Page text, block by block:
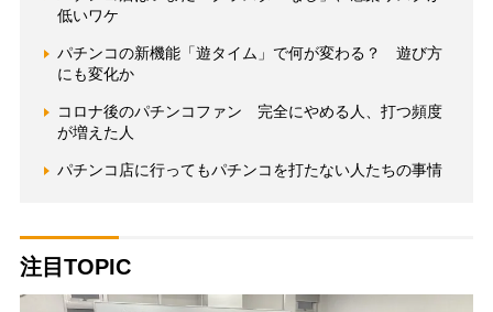
低いワケ
パチンコの新機能「遊タイム」で何が変わる？ 遊び方
にも変化か
コロナ後のパチンコファン 完全にやめる人、打つ頻度
が増えた人
パチンコ店に行ってもパチンコを打たない人たちの事情
注目TOPIC